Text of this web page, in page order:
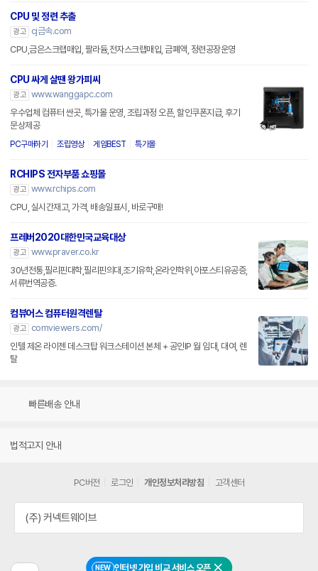
NEW 인터넷 가입 비교 서비스 오픈
CPU 및 정련 추출
광고
cj금속.com
CPU,금은스크랩매입, 팔라듐,전자스크랩매입, 금폐액, 정련공장운영
CPU 싸게 살땐 왕가피씨
광고 www.wanggapc.com
우수업체 컴퓨터 싼곳, 특가몰 운영, 조립과정 오픈, 할인쿠폰지급, 후기
문상제공
PC구매하기 조립영상 게임BEST 특가몰
RCHIPS 전자부품 쇼핑몰
광고 www.rchips.com
CPU, 실시간재고, 가격, 배송일표시, 바로구매!
프레버2020대한민국교육대상
광고 www.praver.co.kr
30년전통,필리핀대학,필리핀의대,조기유학,온라인학위,아포스티유공증,
서류번역공증.
컴뷰어스 컴퓨터원격렌탈
광고
comviewers.com/
인텔 제온 라이젠 데스크탑 워크스테이션 본체 + 공인IP 월 임대, 대여, 렌
탈
빠른배송 안내
법적고지 안내
PC버전 로그인 개인정보처리방침 고객센터
(주) 커넥트웨이브